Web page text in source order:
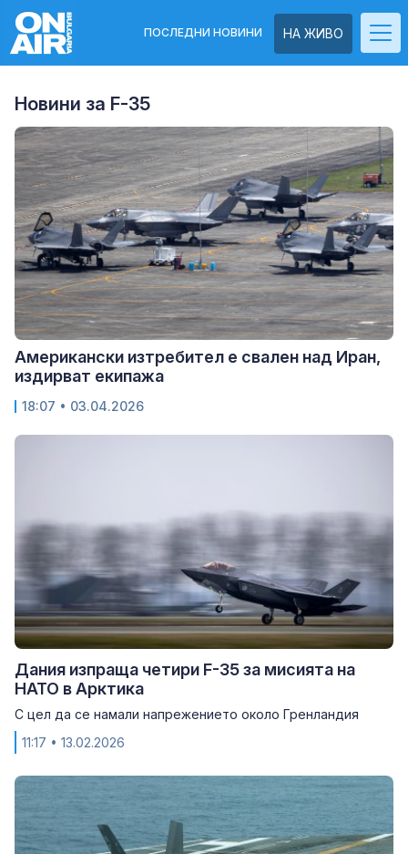
НА ЖИВО
ПОСЛЕДНИ НОВИНИ
Новини за F-35
Американски изтребител е свален над Иран,
издирват екипажа
18:07 • 03.04.2026
Дания изпраща четири F-35 за мисията на
НАТО в Арктика
С цел да се намали напрежението около Гренландия
11:17 • 13.02.2026